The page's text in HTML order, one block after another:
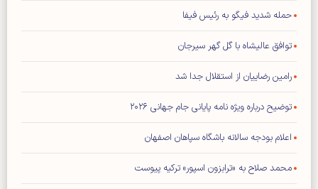
حمله شدید فیگو به رئیس فیفا
توافق عالیشاه با گل گهر سیرجان
رامین رضاییان از استقلال جدا شد
توضیح درباره ویژه نامه پایانی جام جهانی ۲۰۲۶
اعلام بودجه سالانه باشگاه سپاهان اصفهان
محمد صلاح به «ترابزون اسپور» ترکیه پیوست